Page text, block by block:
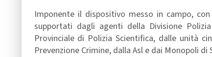
Imponente il dispositivo messo in campo,
supportati dagli agenti della Divisione
Provinciale di Polizia Scientifica, dalle unità
Prevenzione Crimine, dalla Asl e dai Monopoli di